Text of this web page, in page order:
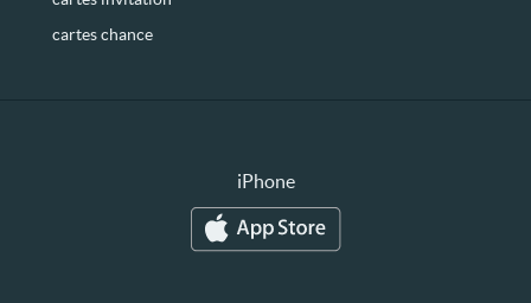
cartes chance
iPhone